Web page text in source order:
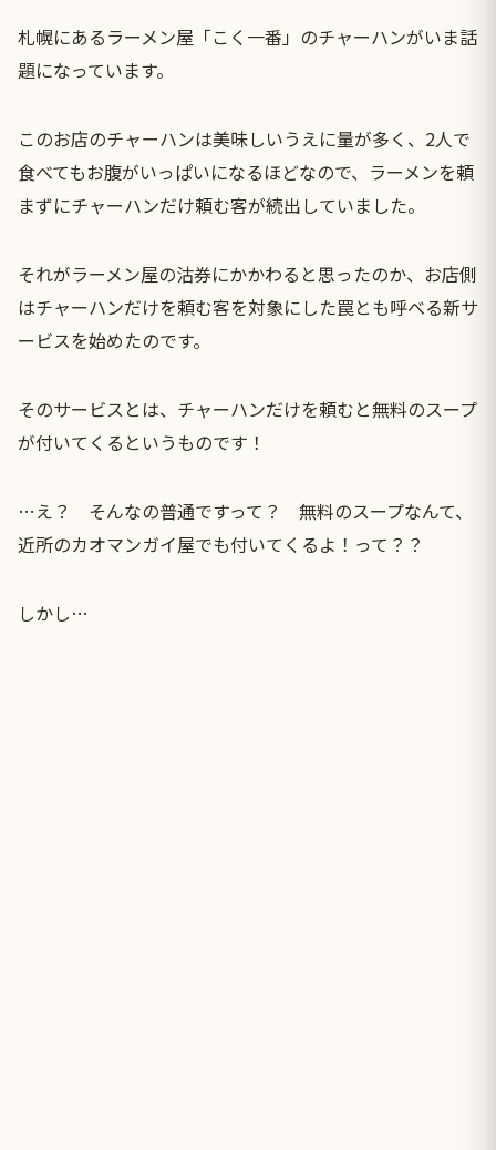
札幌にあるラーメン屋「こく一番」のチャーハンがいま話
題になっています。
このお店のチャーハンは美味しいうえに量が多く、2人で
食べてもお腹がいっぱいになるほどなので、ラーメンを頼
まずにチャーハンだけ頼む客が続出していました。
それがラーメン屋の沽券にかかわると思ったのか、お店側
はチャーハンだけを頼む客を対象にした罠とも呼べる新サ
ービスを始めたのです。
そのサービスとは、チャーハンだけを頼むと無料のスープ
が付いてくるというものです！
…え？ そんなの普通ですって？ 無料のスープなんて、
近所のカオマンガイ屋でも付いてくるよ！って？？
しかし…